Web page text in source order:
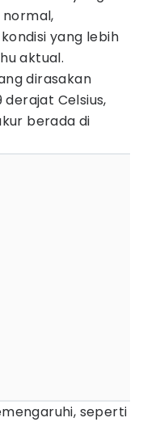
yang lebih
aktual.
dirasakan
Celsius,
berada di
seperti